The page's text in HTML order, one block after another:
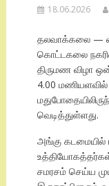
18.06.2026
தலவாக்கலை —
கொட்டகலை
திருமண விழா
4.00 மணியளவில்
வெடித்துள்ளது.
அங்கு கடமையில்
சமரசம் செய்ய